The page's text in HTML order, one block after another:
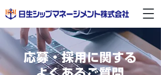
応募・採用に関する